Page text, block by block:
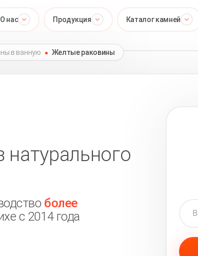
О нас Продукция Каталог камней
в ванную Желтые раковины
натурального
более
с 2014 года